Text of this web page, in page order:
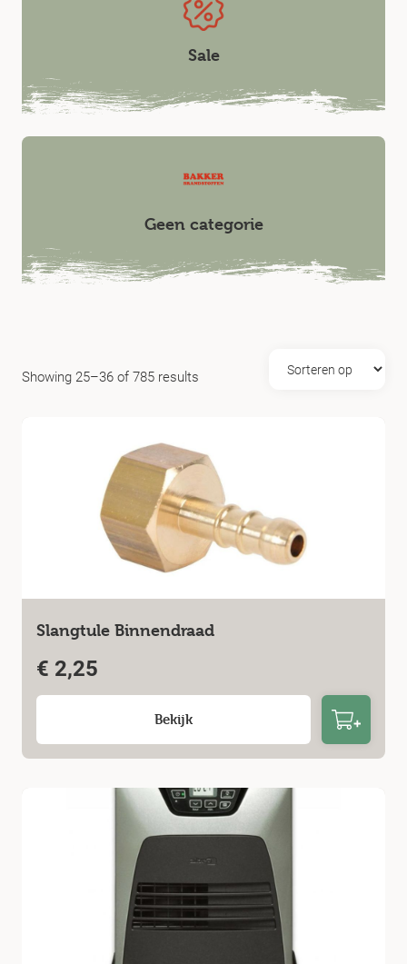
Sale
Geen categorie
Showing 25–36 of 785 results
Slangtule Binnendraad
€ 2,25
Bekijk